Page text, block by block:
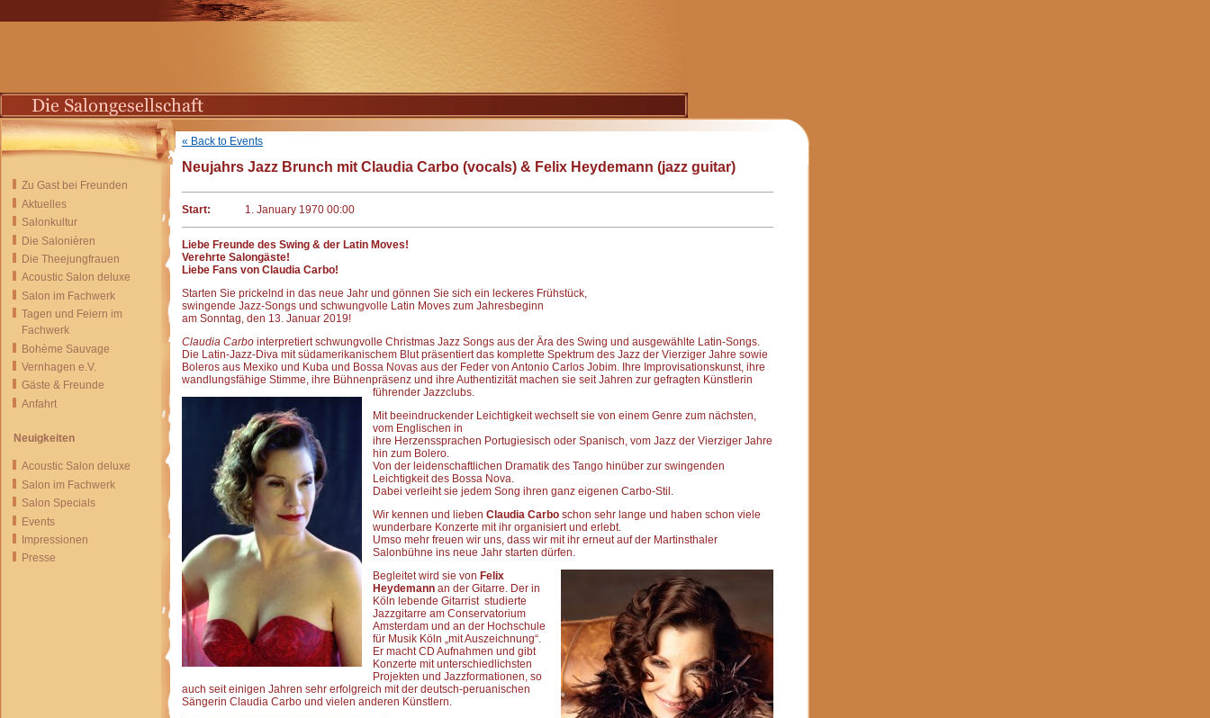
Zu Gast bei Freunden
Aktuelles
Salonkultur
Die Salonièren
Die Theejungfrauen
Acoustic Salon deluxe
Salon im Fachwerk
Tagen und Feiern im
Fachwerk
Bohème Sauvage
Vernhagen e.V.
Gäste & Freunde
Anfahrt
Neuigkeiten
Acoustic Salon deluxe
Salon im Fachwerk
Salon Specials
Events
Impressionen
Presse
« Back to Events
Neujahrs Jazz Brunch mit Claudia Carbo (vocals) & Felix Heydemann (jazz guitar)
Start: 1. January 1970 00:00
Liebe Freunde des Swing & der Latin Moves!
Verehrte Salongäste!
Liebe Fans von Claudia Carbo!
Starten Sie prickelnd in das neue Jahr und gönnen Sie sich ein leckeres Frühstück,
swingende Jazz-Songs und schwungvolle Latin Moves zum Jahresbeginn
am Sonntag, den 13. Januar 2019!
Claudia Carbo interpretiert schwungvolle Christmas Jazz Songs aus der Ära des Swing und ausgewählte Latin-Songs.
Die Latin-Jazz-Diva mit südamerikanischem Blut präsentiert das komplette Spektrum des Jazz der Vierziger Jahre sowie
Boleros aus Mexiko und Kuba und Bossa Novas aus der Feder von Antonio Carlos Jobim. Ihre Improvisationskunst, ihre
wandlungsfähige Stimme, ihre Bühnenpräsenz und ihre Authentizität machen sie seit Jahren zur gefragten Künstlerin
führender Jazzclubs.
Mit beeindruckender Leichtigkeit wechselt sie von einem Genre zum nächsten,
vom Englischen in
ihre Herzenssprachen Portugiesisch oder Spanisch, vom Jazz der Vierziger Jahre
hin zum Bolero.
Von der leidenschaftlichen Dramatik des Tango hinüber zur swingenden
Leichtigkeit des Bossa Nova.
Dabei verleiht sie jedem Song ihren ganz eigenen Carbo-Stil.
Wir kennen und lieben Claudia Carbo schon sehr lange und haben schon viele
wunderbare Konzerte mit ihr organisiert und erlebt.
Umso mehr freuen wir uns, dass wir mit ihr erneut auf der Martinsthaler
Salonbühne ins neue Jahr starten dürfen.
Begleitet wird sie von Felix
Heydemann an der Gitarre. Der in
Köln lebende Gitarrist studierte
Jazzgitarre am Conservatorium
Amsterdam und an der Hochschule
für Musik Köln „mit Auszeichnung“.
Er macht CD Aufnahmen und gibt
Konzerte mit unterschiedlichsten
Projekten und Jazzformationen, so
auch seit einigen Jahren sehr erfolgreich mit der deutsch-peruanischen
Sängerin Claudia Carbo und vielen anderen Künstlern.